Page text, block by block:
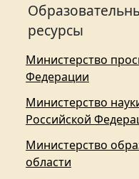
ресурсы
Министерство
Федерации
Министерство
Российской
Министерство
области